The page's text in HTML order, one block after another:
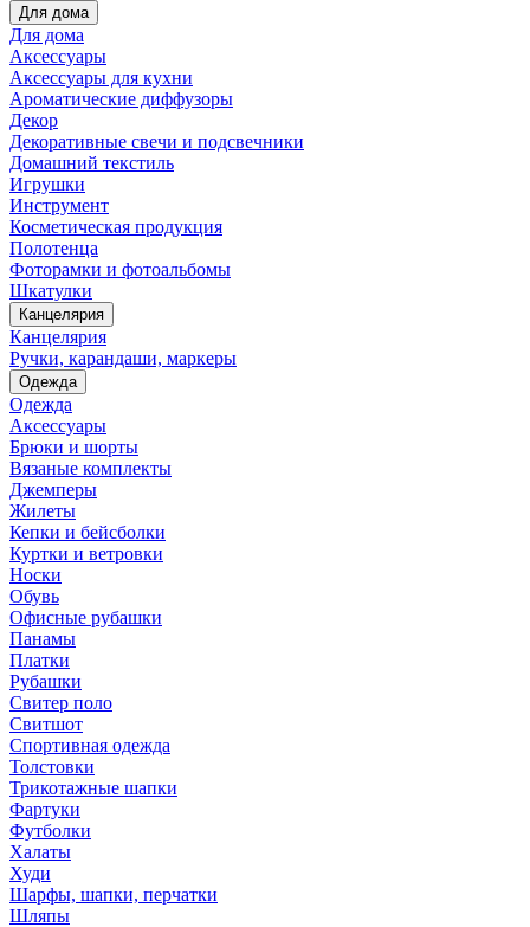
Для дома
Для дома
Аксессуары
Аксессуары для кухни
Ароматические диффузоры
Декор
Декоративные свечи и подсвечники
Домашний текстиль
Игрушки
Инструмент
Косметическая продукция
Полотенца
Фоторамки и фотоальбомы
Шкатулки
Канцелярия
Канцелярия
Ручки, карандаши, маркеры
Одежда
Одежда
Аксессуары
Брюки и шорты
Вязаные комплекты
Джемперы
Жилеты
Кепки и бейсболки
Куртки и ветровки
Носки
Обувь
Офисные рубашки
Панамы
Платки
Рубашки
Свитер поло
Свитшот
Спортивная одежда
Толстовки
Трикотажные шапки
Фартуки
Футболки
Халаты
Худи
Шарфы, шапки, перчатки
Шляпы